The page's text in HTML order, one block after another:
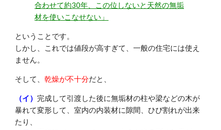
合わせて約30年、この位しないと天然の無垢
材を使いこなせない」
ということです。
しかし、これでは値段が高すぎて、一般の住宅には使え
ません。
そして、 乾燥が不十分だと、
（イ） 完成して引渡した後に無垢材の柱や梁などの木が
暴れて変形して、室内の内装材に隙間、ひび割れが出来
たり、